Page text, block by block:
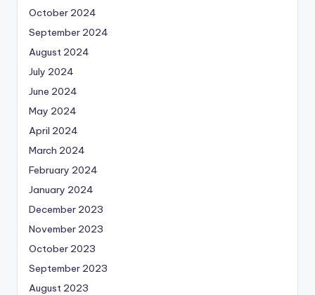
October 2024
September 2024
August 2024
July 2024
June 2024
May 2024
April 2024
March 2024
February 2024
January 2024
December 2023
November 2023
October 2023
September 2023
August 2023